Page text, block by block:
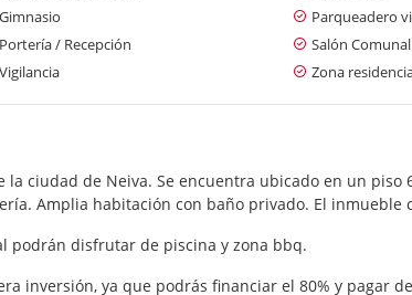
Gimnasio Parqueadero
Portería / Recepción Salón Comunal
Vigilancia Zona
ciudad de Neiva. Se encuentra ubicado en un piso
Amplia habitación con baño privado. El inmueble
podrán disfrutar de piscina y zona bbq.
inversión, ya que podrás financiar el 80% y pagar